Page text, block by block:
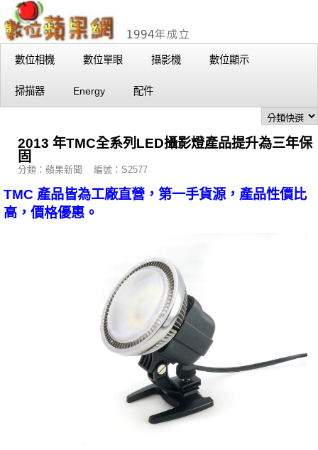
數位相機 數位單眼 攝影機 數位顯示
掃描器 Energy 配件
2013 年TMC全系列LED攝影燈產品提升為三年保
固
分類：蘋果新聞 編號：S2577
TMC 產品皆為工廠直營，第一手貨源，產品性價比
高，價格優惠。